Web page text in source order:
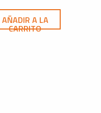
AÑADIR A LA
CARRITO